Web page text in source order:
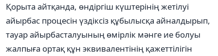
Қорыта айтқанда, өндіргіш күштерінің жетілуі
айырбас процесін үздіксіз құбылысқа айналдырып,
тауар айырбасталуының өмірлік мәнге ие болуы
жалпыға ортақ құн эквивалентінің қажеттілігін